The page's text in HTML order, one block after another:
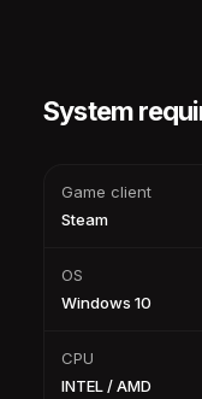
System
Game client
Steam
OS
Windows 10
CPU
INTEL / AMD